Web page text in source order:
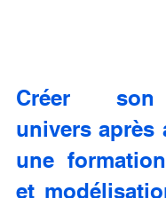
Créer
univers après
une
et